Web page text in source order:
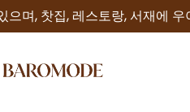
며, 찻집, 레스토랑, 서재에